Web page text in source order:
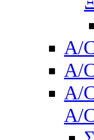
A/
A/
A/
A/